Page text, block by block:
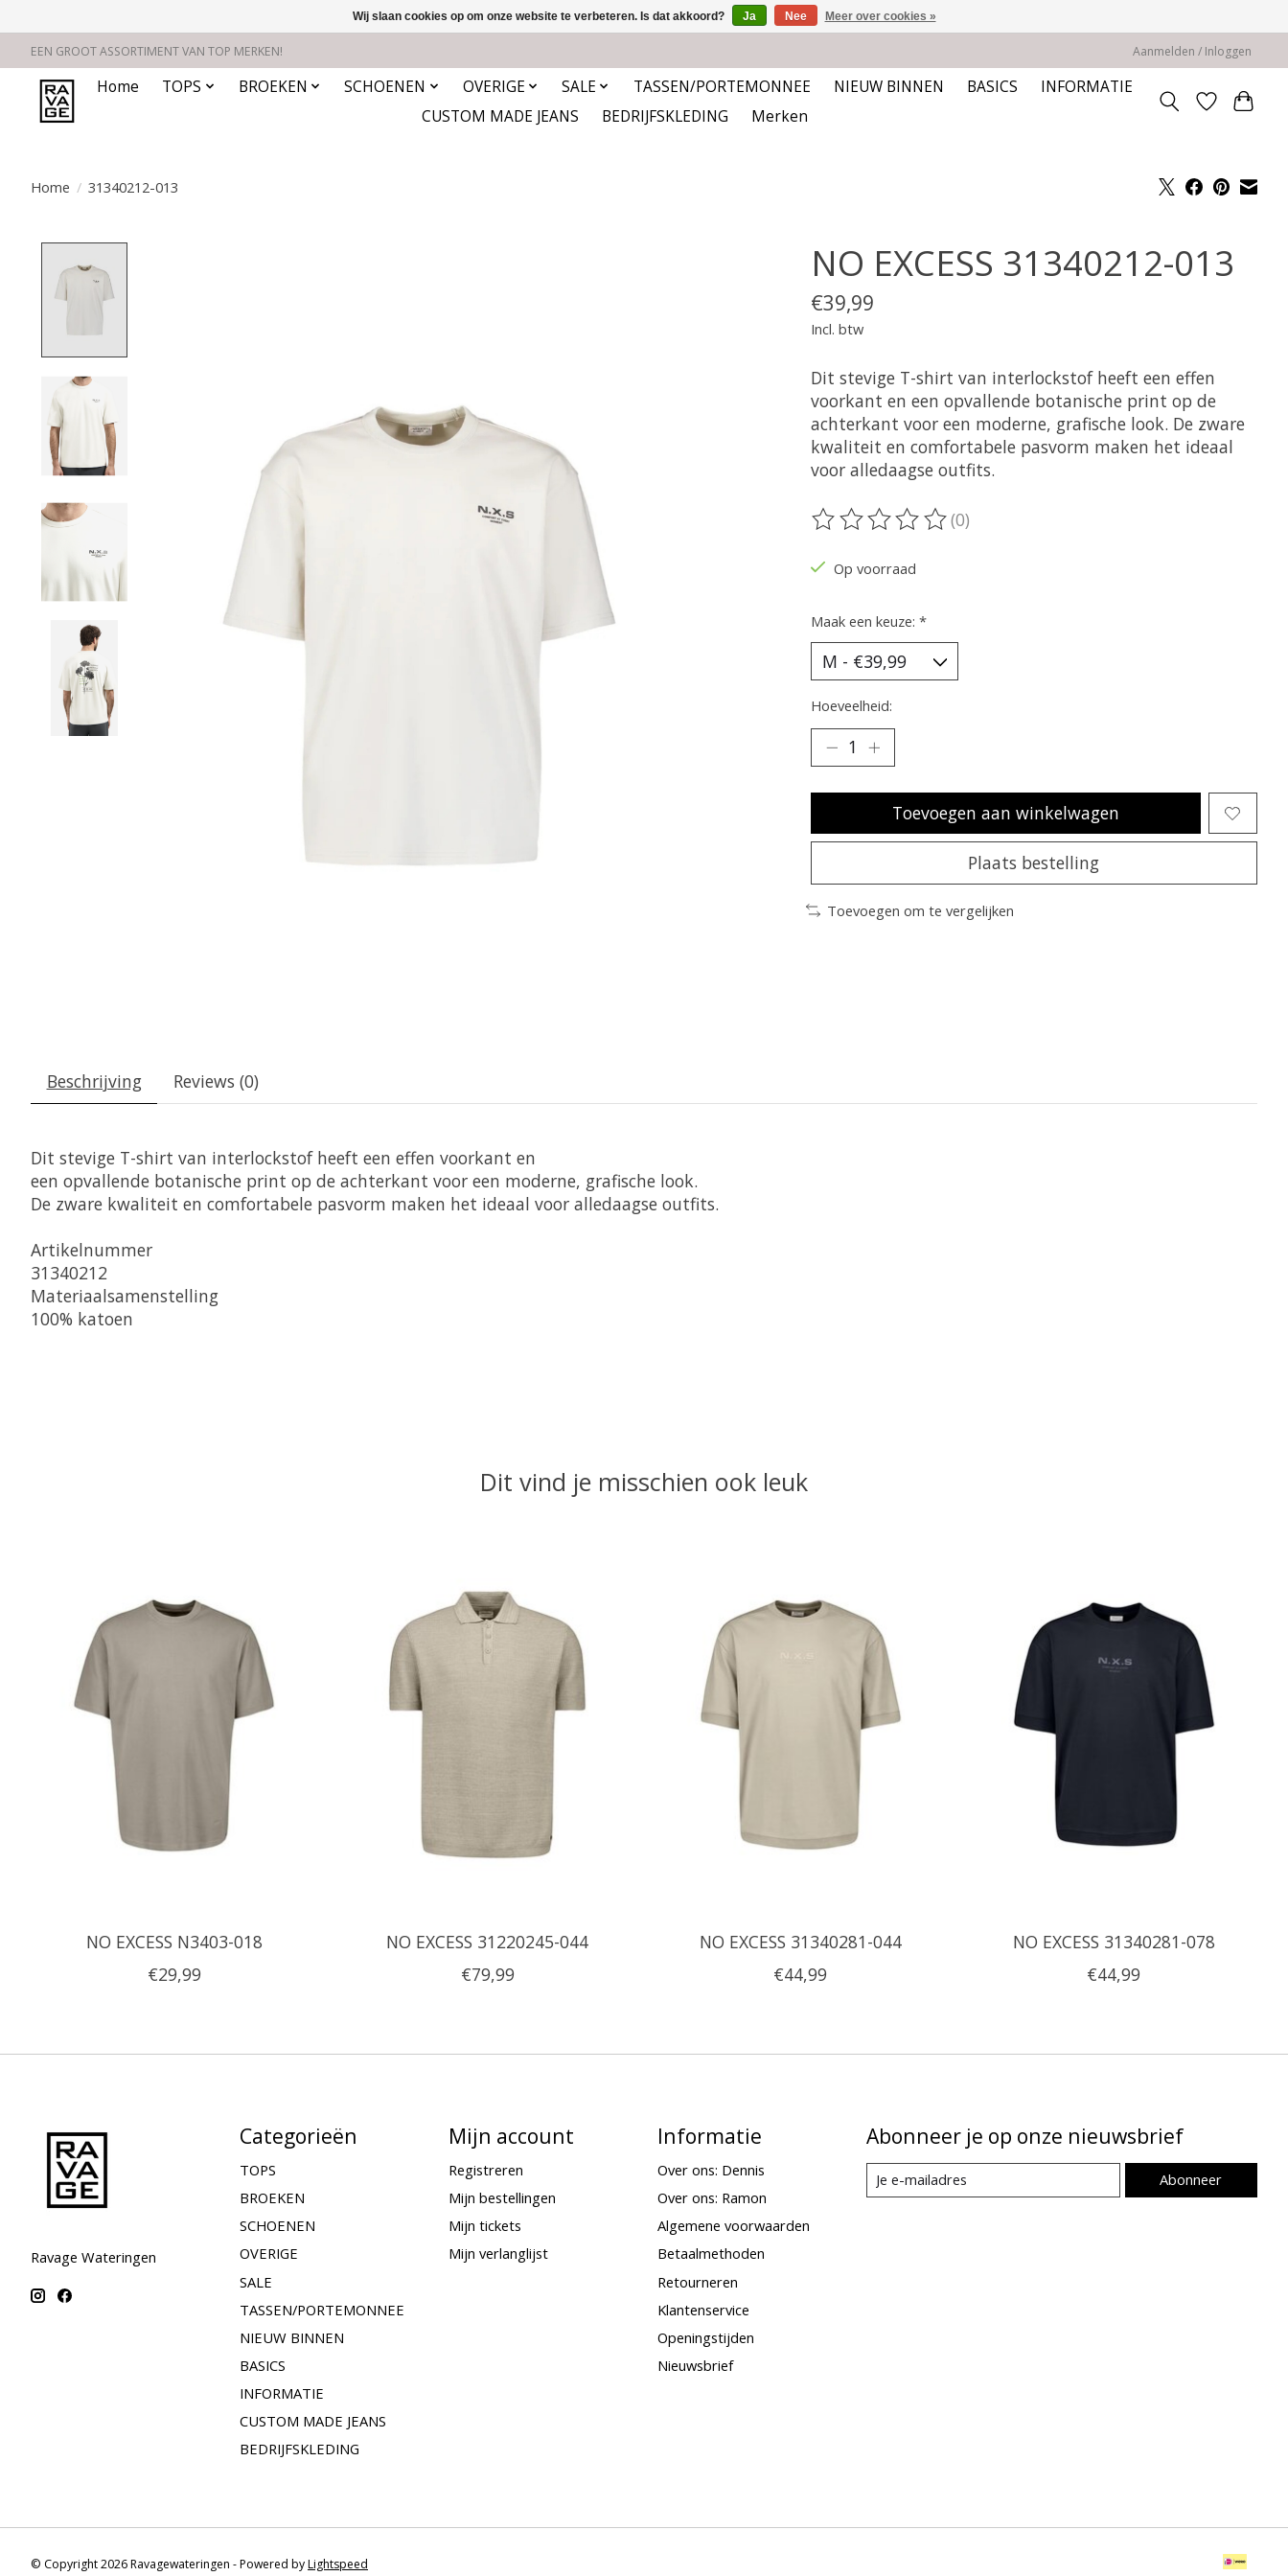
EEN GROOT ASSORTIMENT VAN TOP MERKEN! Aanmelden / Inloggen
Home TOPS BROEKEN SCHOENEN OVERIGE SALE TASSEN/PORTEMONNEE NIEUW BINNEN BASICS
INFORMATIE
CUSTOM MADE JEANS
BEDRIJFSKLEDING Merken
Home / 31340212-013
NO EXCESS 31340212-013
€39,99
Incl. btw
Dit stevige T-shirt van interlockstof heeft een effen
voorkant en een opvallende botanische print op de
achterkant voor een moderne, grafische look. De zware
kwaliteit en comfortabele pasvorm maken het ideaal
voor alledaagse outfits.
De beoordeling van dit product is
(0)
Op voorraad
Maak een keuze: *
Hoeveelheid:
Toevoegen aan winkelwagen
Plaats bestelling
Toevoegen om te vergelijken
Beschrijving Reviews (0)
Dit stevige T-shirt van interlockstof heeft een effen voorkant en
een opvallende botanische print op de achterkant voor een moderne, grafische look.
De zware kwaliteit en comfortabele pasvorm maken het ideaal voor alledaagse outfits.
Artikelnummer
31340212
Materiaalsamenstelling
100% katoen
Dit vind je misschien ook leuk
NO EXCESS N3403-018
€29,99
NO EXCESS 31220245-044
€79,99
NO EXCESS 31340281-044
€44,99
NO EXCESS 31340281-078
€44,99
Ravage Wateringen
Categorieën
TOPS
BROEKEN
SCHOENEN
OVERIGE
SALE
TASSEN/PORTEMONNEE
NIEUW BINNEN
BASICS
INFORMATIE
CUSTOM MADE JEANS
BEDRIJFSKLEDING
Mijn account
Registreren
Mijn bestellingen
Mijn tickets
Mijn verlanglijst
Informatie
Over ons: Dennis
Over ons: Ramon
Algemene voorwaarden
Betaalmethoden
Retourneren
Klantenservice
Openingstijden
Nieuwsbrief
Abonneer je op onze nieuwsbrief
Abonneer
© Copyright 2026 Ravagewateringen - Powered byLightspeed
Wij slaan cookies op om onze website te verbeteren. Is dat akkoord? Ja Nee Meer over cookies »